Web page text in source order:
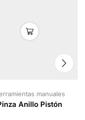
manuales
Anillo Pistón